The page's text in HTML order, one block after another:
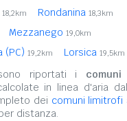
18,2km Rondanina 18,3km
Mezzanego 19,0km
(PC) 19,2km Lorsica 19,5km
riportati i
in linea d'aria
dei comuni limitrofi
distanza.